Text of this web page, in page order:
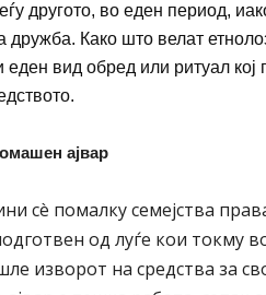
другото, во еден период,
дружба. Како што велат
еден вид обред или ритуал
ајвар
сè помалку семејства
од луѓе кои токму
изворот на средства за